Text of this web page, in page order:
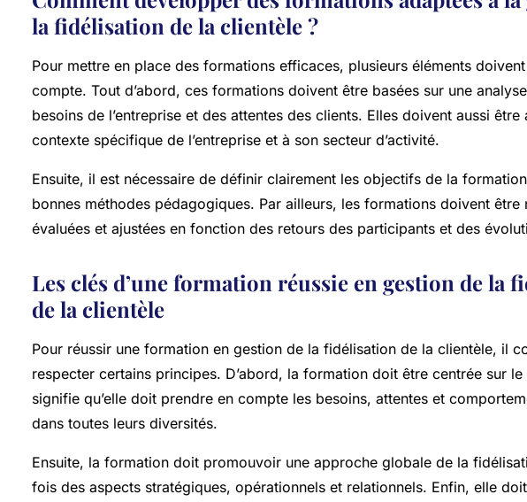
la fidélisation de la clientèle ?
Pour mettre en place des formations efficaces, plusieurs éléments
compte. Tout d’abord, ces formations doivent être basées sur une
besoins de l’entreprise et des attentes des clients. Elles doivent aussi être
contexte spécifique de l’entreprise et à son secteur d’activité.
Ensuite, il est nécessaire de définir clairement les objectifs de la
bonnes méthodes pédagogiques. Par ailleurs, les formations doivent être
évaluées et ajustées en fonction des retours des participants et des
Les clés d’une formation réussie en gestion de la
de la clientèle
Pour réussir une formation en gestion de la fidélisation de la clientèle, il
respecter certains principes. D’abord, la formation doit être centrée sur le
signifie qu’elle doit prendre en compte les besoins, attentes et
dans toutes leurs diversités.
Ensuite, la formation doit promouvoir une approche globale de la
fois des aspects stratégiques, opérationnels et relationnels. Enfin, elle